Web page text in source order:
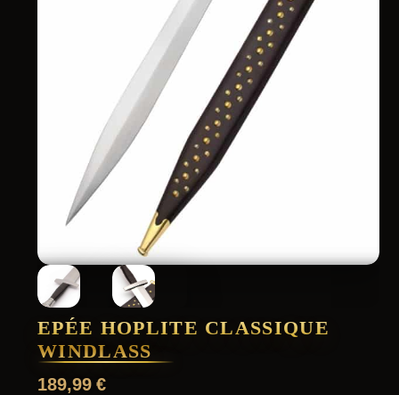
EPÉE HOPLITE CLASSIQUE
WINDLASS
189,99€